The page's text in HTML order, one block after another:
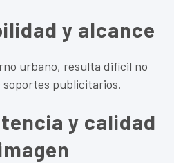
y alcance
urbano, resulta difícil no
publicitarios.
y calidad